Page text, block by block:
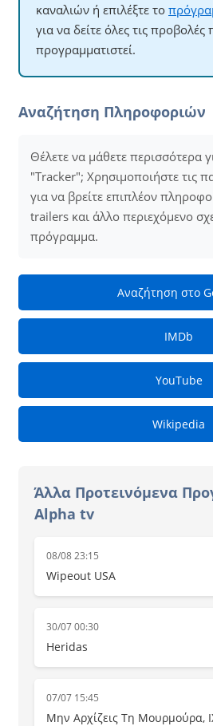
καναλιών ή επιλέξτε το
για να δείτε όλες τις
προγραμματιστεί.
Αναζήτηση Πληροφοριών
Θέλετε να μάθετε περισσότερα
"Tracker"; Χρησιμοποιήστε τις
για να βρείτε επιπλέον
trailers και άλλο περιεχόμενο
πρόγραμμα.
Αναζήτηση στο
IMDb
YouTube
Wikipedia
Άλλα Προτεινόμενα
Alpha tv
08/08 23:15
Wipeout USA
30/07 00:30
Heridas
07/07 15:45
Μην Αρχίζεις Τη Μουρμούρα,